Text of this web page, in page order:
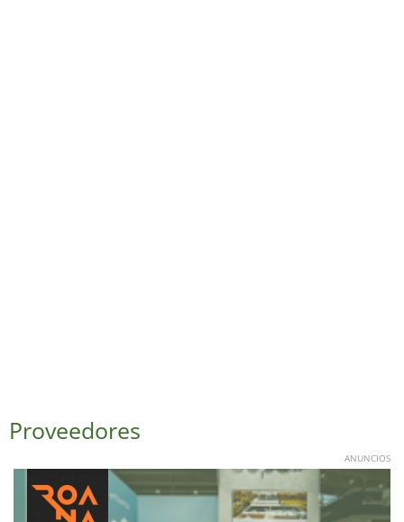
Proveedores
ANUNCIOS